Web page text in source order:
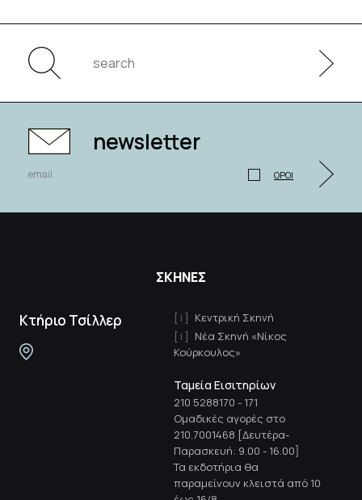
newsletter
ΟΡΟΙ
ΣΚΗΝΕΣ
Κτήριο Τσίλλερ
Κεντρική Σκηνή
Νέα Σκηνή «Νίκος
Κούρκουλος»
Ταμεία Εισιτηρίων
210 5288170 - 171
Ομαδικές αγορές στο
210.7001468 [Δευτέρα-
Παρασκευή: 9.00 - 16.00]
Τα εκδοτήρια θα
παραμείνουν κλειστά από 10